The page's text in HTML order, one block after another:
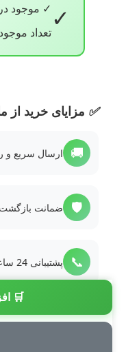
✓ ✓ موجود در
تعداد موجودی:
🛒
✅ مزایای خرید از
🚚 ارسال سریع و
🛡️ ضمانت
📞 پشتیبانی 24 ساعته
💳 پرداخت امن